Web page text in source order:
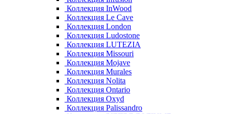
Коллекция InWood
Коллекция Le Cave
Коллекция London
Коллекция Ludostone
Коллекция LUTEZIA
Коллекция Missouri
Коллекция Mojave
Коллекция Murales
Коллекция Nolita
Коллекция Ontario
Коллекция Oxyd
Коллекция Palissandro